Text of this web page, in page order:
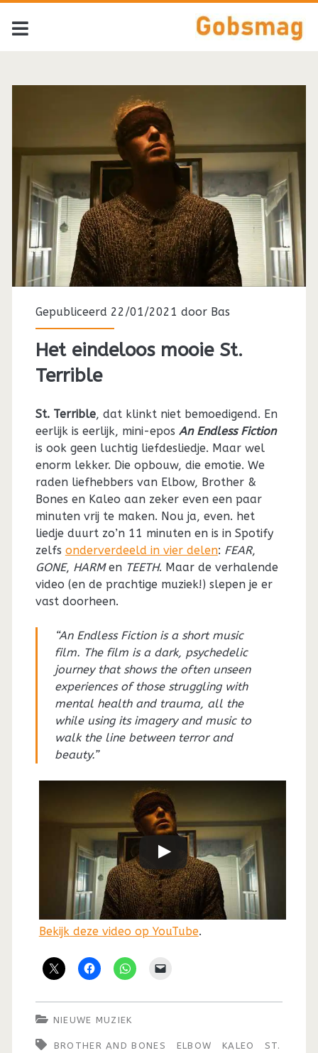
Tag:
<span>St.
Terrible</span>
Gepubliceerd 22/01/2021 door Bas
Het eindeloos mooie St.
Terrible
St. Terrible, dat klinkt niet bemoedigend. En
eerlijk is eerlijk, mini-epos An Endless Fiction
is ook geen luchtig liefdesliedje. Maar wel
enorm lekker. Die opbouw, die emotie. We
raden liefhebbers van Elbow, Brother &
Bones en Kaleo aan zeker even een paar
minuten vrij te maken. Nou ja, even. het
liedje duurt zo’n 11 minuten en is in Spotify
zelfs onderverdeeld in vier delen: FEAR,
GONE, HARMen TEETH. Maar de verhalende
video (en de prachtige muziek!) slepen je er
vast doorheen.
“An Endless Fiction is a short music
film. The film is a dark, psychedelic
journey that shows the often unseen
experiences of those struggling with
mental health and trauma, all the
while using its imagery and music to
walk the line between terror and
beauty.”
Bekijk deze video op YouTube.
NIEUWE MUZIEK
BROTHER AND BONES ELBOW KALEO
ST.